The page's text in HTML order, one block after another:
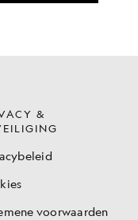
&
voorwaarden